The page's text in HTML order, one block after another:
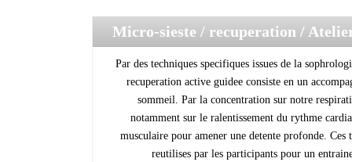
Micro-sieste / recuperation /
Par des techniques specifiques issues de la
recuperation active guidee consiste en un
sommeil. Par la concentration sur notre
notamment sur le ralentissement du rythme
musculaire pour amener une detente profonde. Ces
reutilises par les participants pour un